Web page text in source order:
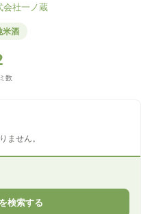
会社一ノ蔵
米酒
数
ません。
検索する